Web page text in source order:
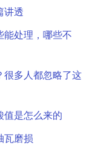
讲透
能处理，哪些不
很多人都忽略了这
值是怎么来的
瓦磨损